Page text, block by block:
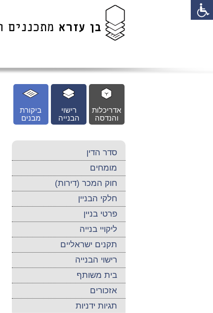
ביקורת
מבנים
רישוי
הבנייה
אדריכלות
והנדסה
סדר הדין
מומחים
חוק המכר (דירות)
חלקי הבניין
פרטי בניין
ליקויי בנייה
תקנים ישראליים
רישוי הבנייה
בית משותף
אזכורים
תגיות ידניות